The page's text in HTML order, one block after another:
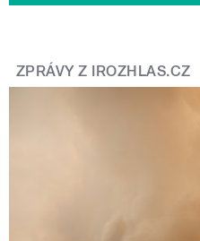
ZPRÁVY Z IROZHLAS.CZ